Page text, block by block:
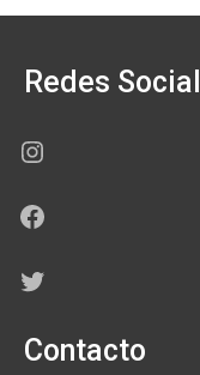
Redes
Instagram
Facebook
Twitter
Contacto